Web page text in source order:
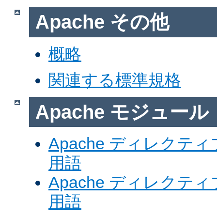
Apache その他
概略
関連する標準規格
Apache モジュール
Apache ディレクテ
用語
Apache ディレクテ
用語